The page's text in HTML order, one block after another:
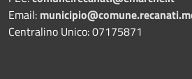
Email:
Centralino Unico: 07175871